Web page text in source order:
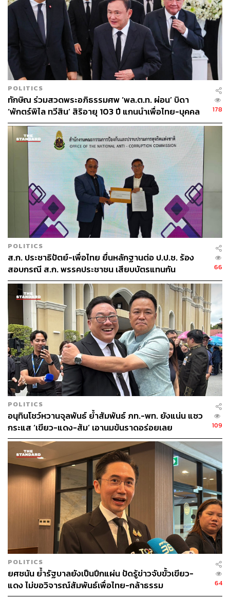
POLITICS
ทักษิณ ร่วมสวดพระอภิธรรมศพ ‘พล.ต.ท. ผ่อน’ บิดา
‘พักตร์พิไล ทวีสิน’ สิริอายุ 103 ปี แกนนำเพื่อไทย-บุคคล
หลากวงการร่วมอาลัย
178
POLITICS
ส.ก. ประชาธิปัตย์-เพื่อไทย ยื่นหลักฐานต่อ ป.ป.ช. ร้อง
สอบกรณี ส.ก. พรรคประชาชน เสียบบัตรแทนกัน
66
POLITICS
อนุทินโชว์หวานจุลพันธ์ ย้ำสัมพันธ์ ภท.-พท. ยังแน่น แซว
กระแส ‘เขียว-แดง-ส้ม’ เอานมข้นราดอร่อยเลย
109
POLITICS
ยศชนัน ย้ำรัฐบาลยังเป็นปึกแผ่น ปัดรู้ข่าวจับขั้วเขียว-
แดง ไม่ขอวิจารณ์สัมพันธ์เพื่อไทย-กล้าธรรม
64